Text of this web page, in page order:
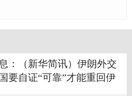
：（新华简讯）伊朗外交
要自证“可靠”才能重回伊